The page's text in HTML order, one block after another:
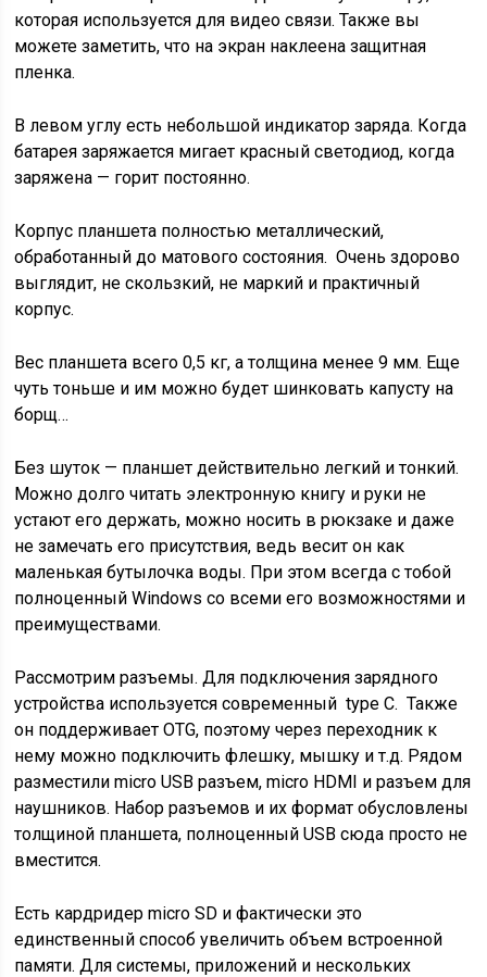
которая используется для видео связи. Также вы
можете заметить, что на экран наклеена защитная
пленка.
В левом углу есть небольшой индикатор заряда. Когда
батарея заряжается мигает красный светодиод, когда
заряжена — горит постоянно.
Корпус планшета полностью металлический,
обработанный до матового состояния. Очень здорово
выглядит, не скользкий, не маркий и практичный
корпус.
Вес планшета всего 0,5 кг, а толщина менее 9 мм. Еще
чуть тоньше и им можно будет шинковать капусту на
борщ…
Без шуток — планшет действительно легкий и тонкий.
Можно долго читать электронную книгу и руки не
устают его держать, можно носить в рюкзаке и даже
не замечать его присутствия, ведь весит он как
маленькая бутылочка воды. При этом всегда с тобой
полноценный Windows со всеми его возможностями и
преимуществами.
Рассмотрим разъемы. Для подключения зарядного
устройства используется современный type C. Также
он поддерживает OTG, поэтому через переходник к
нему можно подключить флешку, мышку и т.д. Рядом
разместили micro USB разъем, micro HDMI и разъем для
наушников. Набор разъемов и их формат обусловлены
толщиной планшета, полноценный USB сюда просто не
вместится.
Есть кардридер micro SD и фактически это
единственный способ увеличить объем встроенной
памяти. Для системы, приложений и нескольких